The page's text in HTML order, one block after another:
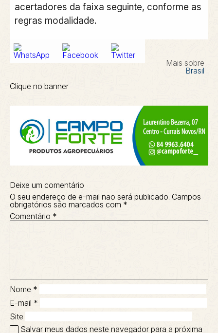
acertadores da faixa seguinte, conforme as
regras modalidade.
Mais sobre
Brasil
Clique no banner
Deixe um comentário
O seu endereço de e-mail não será publicado. Campos
obrigatórios são marcados com *
Comentário *
Nome *
E-mail *
Site
Salvar meus dados neste navegador para a próxima